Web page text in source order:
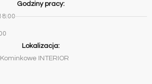
Godziny pracy:
Lokalizacja:
INTERIOR